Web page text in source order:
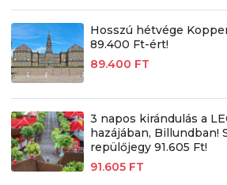
Hosszú hétvége
89.400 Ft-ért!
89.400 FT
3 napos kirándulás a
hazájában, Billundban!
repülőjegy 91.605 Ft!
91.605 FT